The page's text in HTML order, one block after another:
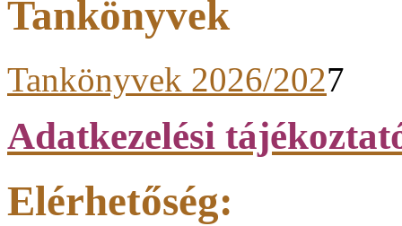
Tankönyvek
Tankönyvek 2026/2027
Adatkezelési
Elérhetőség: